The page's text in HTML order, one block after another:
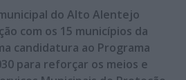
do Alto Alentejo
com os 15 municípios da
candidatura ao Programa
para reforçar os meios e